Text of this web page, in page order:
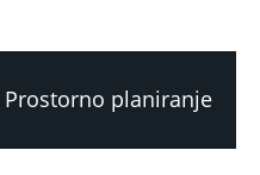
Prostorno planiranje